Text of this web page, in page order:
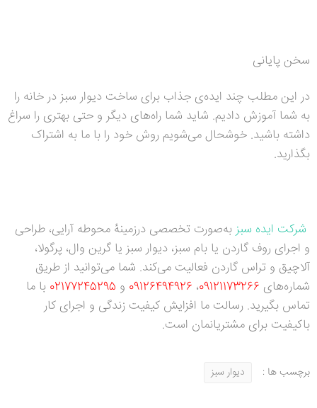
سخن پایانی
در این مطلب چند ایده‌ی جذاب برای ساخت دیوار سبز در خانه را
به شما آموزش دادیم. شاید شما راه‌های دیگر و حتی بهتری را سراغ
داشته باشید. خوشحال می‌شویم روش خود را با ما به اشتراک
بگذارید.
شرکت ایده سبزبه‌صورت تخصصی درزمینه محوطه آرایی، طراحی
و اجرای روف گاردن یا بام سبز، دیوار سبز یا گرین وال، پرگولا،
آلاچیق و تراس گاردن فعالیت می‌کند. شما می‌توانید از طریق
شماره‌های 09121173266، 09126494926 و 02177245295 با ما
تماس بگیرید. رسالت ما افزایش کیفیت زندگی و اجرای کار
باکیفیت برای مشتریانمان است.
برچسب ها : دیوار سبز